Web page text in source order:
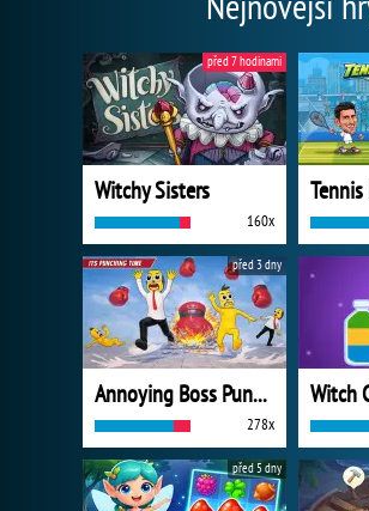
Witchy Sisters
160x
před 7 hodinami
Annoying Boss Punch Game
278x
před 3 dny
před 5 dny